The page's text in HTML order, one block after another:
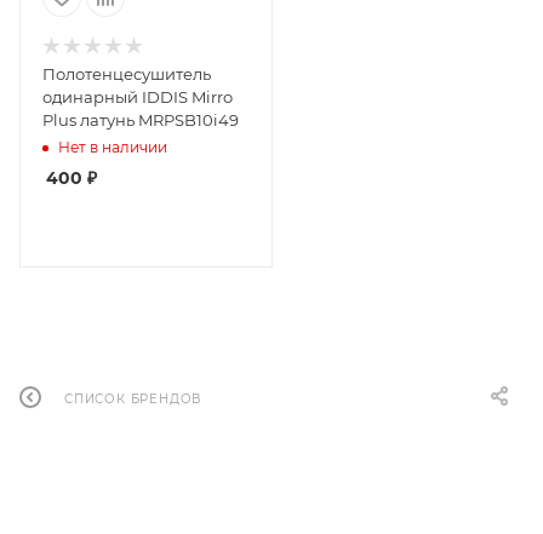
Полотенцесушитель
одинарный IDDIS Mirro
Plus латунь MRPSB10i49
Нет в наличии
400 ₽
СПИСОК БРЕНДОВ